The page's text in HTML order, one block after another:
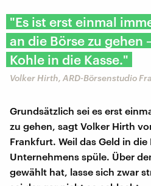
"Es ist erst einmal
an die Börse zu gehen
Kohle in die Kasse."
Volker Hirth, ARD-Börsenstudio
Grundsätzlich sei es erst
zu gehen, sagt Volker Hirth
Frankfurt. Weil das Geld in die
Unternehmens spüle. Über
gewählt hat, lasse sich zwar